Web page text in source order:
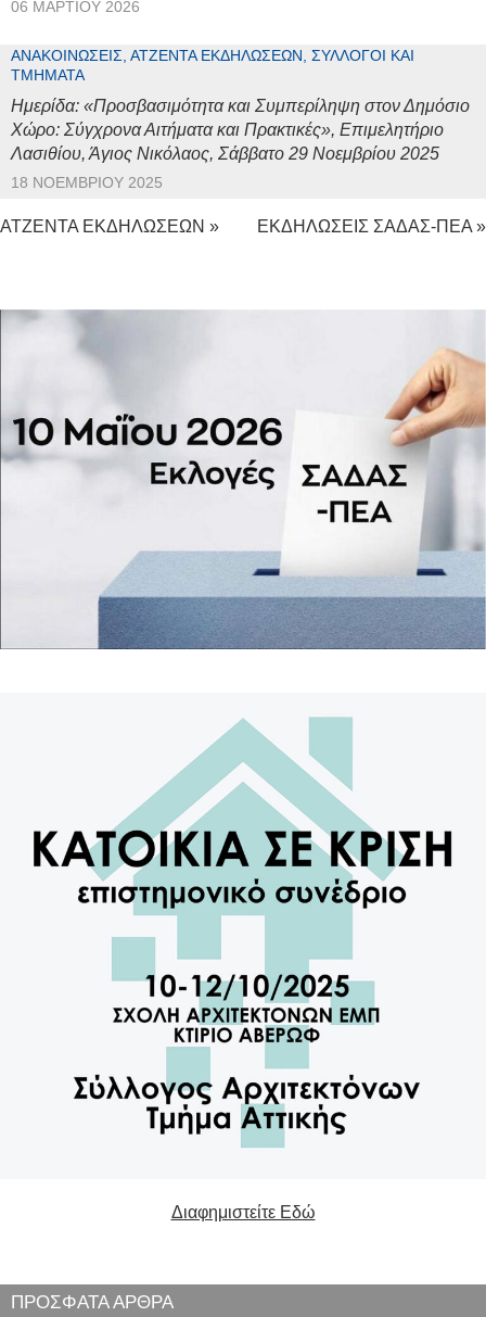
06 ΜΑΡΤΊΟΥ 2026
ΑΝΑΚΟΙΝΏΣΕΙΣ, ΑΤΖΈΝΤΑ ΕΚΔΗΛΏΣΕΩΝ, ΣΎΛΛΟΓΟΙ ΚΑΙ
ΤΜΉΜΑΤΑ
Ημερίδα: «Προσβασιμότητα και Συμπερίληψη στον Δημόσιο
Χώρο: Σύγχρονα Αιτήματα και Πρακτικές», Επιμελητήριο
Λασιθίου, Άγιος Νικόλαος, Σάββατο 29 Νοεμβρίου 2025
18 ΝΟΕΜΒΡΊΟΥ 2025
ΑΤΖΕΝΤΑ ΕΚΔΗΛΩΣΕΩΝ » ΕΚΔΗΛΩΣΕΙΣ ΣΑΔΑΣ-ΠΕΑ »
Διαφημιστείτε Εδώ
ΠΡΟΣΦΑΤΑ ΑΡΘΡΑ